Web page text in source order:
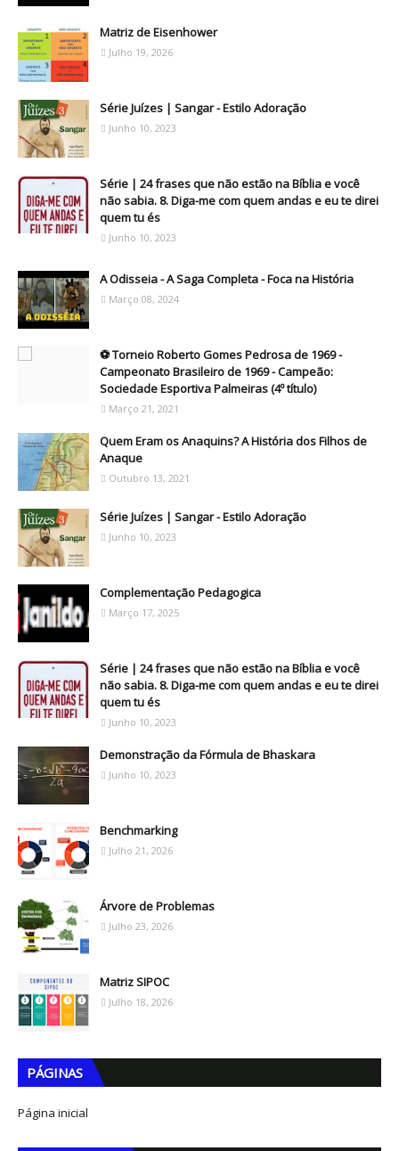
Matriz de Eisenhower
Julho 19, 2026
Série Juízes | Sangar - Estilo Adoração
Junho 10, 2023
Série | 24 frases que não estão na Bíblia e você
não sabia. 8. Diga-me com quem andas e eu te direi
quem tu és
Junho 10, 2023
A Odisseia - A Saga Completa - Foca na História
Março 08, 2024
⚽ Torneio Roberto Gomes Pedrosa de 1969 -
Campeonato Brasileiro de 1969 - Campeão:
Sociedade Esportiva Palmeiras (4º título)
Março 21, 2021
Quem Eram os Anaquins? A História dos Filhos de
Anaque
Outubro 13, 2021
Série Juízes | Sangar - Estilo Adoração
Junho 10, 2023
Complementação Pedagogica
Março 17, 2025
Série | 24 frases que não estão na Bíblia e você
não sabia. 8. Diga-me com quem andas e eu te direi
quem tu és
Junho 10, 2023
Demonstração da Fórmula de Bhaskara
Junho 10, 2023
Benchmarking
Julho 21, 2026
Árvore de Problemas
Julho 23, 2026
Matriz SIPOC
Julho 18, 2026
PÁGINAS
Página inicial